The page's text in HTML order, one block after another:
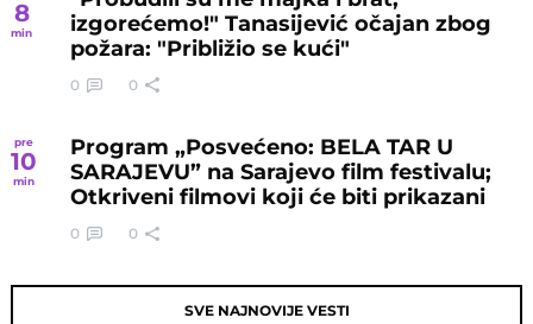
8
min
izgorećemo!" Tanasijević očajan zbog
požara: "Približio se kući"
0 0
pre
10
min
Program „Posvećeno: BELA TAR U
SARAJEVU” na Sarajevo film festivalu;
Otkriveni filmovi koji će biti prikazani
0 0
SVE NAJNOVIJE VESTI